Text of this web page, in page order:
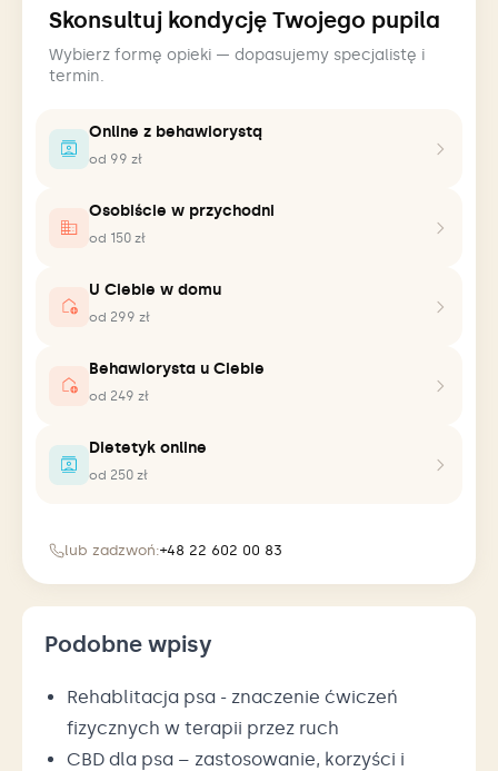
Skonsultuj kondycję Twojego pupila
Wybierz formę opieki — dopasujemy specjalistę i
termin.
Online z behawiorystą
od 99 zł
Osobiście w przychodni
od 150 zł
U Ciebie w domu
od 299 zł
Behawiorysta u Ciebie
od 249 zł
Dietetyk online
od 250 zł
lub zadzwoń:+48 22 602 00 83
Podobne wpisy
Rehablitacja psa - znaczenie ćwiczeń
fizycznych w terapii przez ruch
CBD dla psa – zastosowanie, korzyści i